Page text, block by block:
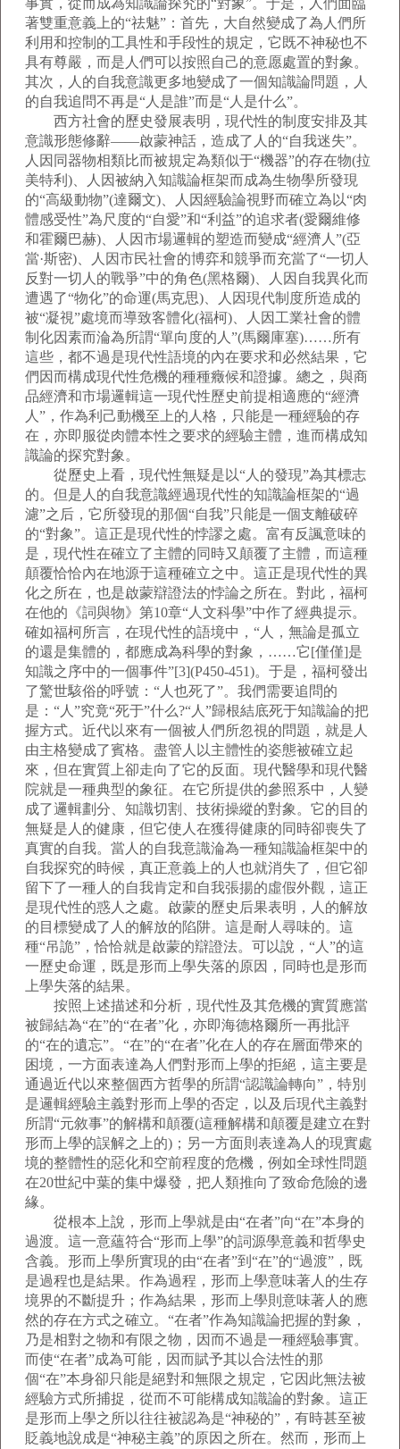
事實，從而成為知識論探究的“對象”。于是，人們面臨
著雙重意義上的“祛魅”：首先，大自然變成了為人們所
利用和控制的工具性和手段性的規定，它既不神秘也不
具有尊嚴，而是人們可以按照自己的意愿處置的對象。
其次，人的自我意識更多地變成了一個知識論問題，人
的自我追問不再是“人是誰”而是“人是什么”。
西方社會的歷史發展表明，現代性的制度安排及其
意識形態修辭——啟蒙神話，造成了人的“自我迷失”。
人因同器物相類比而被規定為類似于“機器”的存在物(拉
美特利)、人因被納入知識論框架而成為生物學所發現
的“高級動物”(達爾文)、人因經驗論視野而確立為以“肉
體感受性”為尺度的“自愛”和“利益”的追求者(愛爾維修
和霍爾巴赫)、人因市場邏輯的塑造而變成“經濟人”(亞
當·斯密)、人因市民社會的博弈和競爭而充當了“一切人
反對一切人的戰爭”中的角色(黑格爾)、人因自我異化而
遭遇了“物化”的命運(馬克思)、人因現代制度所造成的
被“凝視”處境而導致客體化(福柯)、人因工業社會的體
制化因素而淪為所謂“單向度的人”(馬爾庫塞)……所有
這些，都不過是現代性語境的內在要求和必然結果，它
們因而構成現代性危機的種種癥候和證據。總之，與商
品經濟和市場邏輯這一現代性歷史前提相適應的“經濟
人”，作為利己動機至上的人格，只能是一種經驗的存
在，亦即服從肉體本性之要求的經驗主體，進而構成知
識論的探究對象。
從歷史上看，現代性無疑是以“人的發現”為其標志
的。但是人的自我意識經過現代性的知識論框架的“過
濾”之后，它所發現的那個“自我”只能是一個支離破碎
的“對象”。這正是現代性的悖謬之處。富有反諷意味的
是，現代性在確立了主體的同時又顛覆了主體，而這種
顛覆恰恰內在地源于這種確立之中。這正是現代性的異
化之所在，也是啟蒙辯證法的悖論之所在。對此，福柯
在他的《詞與物》第10章“人文科學”中作了經典提示。
確如福柯所言，在現代性的語境中，“人，無論是孤立
的還是集體的，都應成為科學的對象，……它[僅僅]是
知識之序中的一個事件”[3](P450-451)。于是，福柯發出
了驚世駭俗的呼號：“人也死了”。我們需要追問的
是：“人”究竟“死于”什么?“人”歸根結底死于知識論的把
握方式。近代以來有一個被人們所忽視的問題，就是人
由主格變成了賓格。盡管人以主體性的姿態被確立起
來，但在實質上卻走向了它的反面。現代醫學和現代醫
院就是一種典型的象征。在它所提供的參照系中，人變
成了邏輯劃分、知識切割、技術操縱的對象。它的目的
無疑是人的健康，但它使人在獲得健康的同時卻喪失了
真實的自我。當人的自我意識淪為一種知識論框架中的
自我探究的時候，真正意義上的人也就消失了，但它卻
留下了一種人的自我肯定和自我張揚的虛假外觀，這正
是現代性的惑人之處。啟蒙的歷史后果表明，人的解放
的目標變成了人的解放的陷阱。這是耐人尋味的。這
種“吊詭”，恰恰就是啟蒙的辯證法。可以說，“人”的這
一歷史命運，既是形而上學失落的原因，同時也是形而
上學失落的結果。
按照上述描述和分析，現代性及其危機的實質應當
被歸結為“在”的“在者”化，亦即海德格爾所一再批評
的“在的遺忘”。“在”的“在者”化在人的存在層面帶來的
困境，一方面表達為人們對形而上學的拒絕，這主要是
通過近代以來整個西方哲學的所謂“認識論轉向”，特別
是邏輯經驗主義對形而上學的否定，以及后現代主義對
所謂“元敘事”的解構和顛覆(這種解構和顛覆是建立在對
形而上學的誤解之上的)；另一方面則表達為人的現實處
境的整體性的惡化和空前程度的危機，例如全球性問題
在20世紀中葉的集中爆發，把人類推向了致命危險的邊
緣。
從根本上說，形而上學就是由“在者”向“在”本身的
過渡。這一意蘊符合“形而上學”的詞源學意義和哲學史
含義。形而上學所實現的由“在者”到“在”的“過渡”，既
是過程也是結果。作為過程，形而上學意味著人的生存
境界的不斷提升；作為結果，形而上學則意味著人的應
然的存在方式之確立。“在者”作為知識論把握的對象，
乃是相對之物和有限之物，因而不過是一種經驗事實。
而使“在者”成為可能，因而賦予其以合法性的那
個“在”本身卻只能是絕對和無限之規定，它因此無法被
經驗方式所捕捉，從而不可能構成知識論的對象。這正
是形而上學之所以往往被認為是“神秘的”，有時甚至被
貶義地說成是“神秘主義”的原因之所在。然而，形而上